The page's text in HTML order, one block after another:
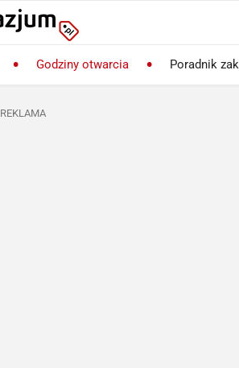
Godziny otwarcia Poradnik
REKLAMA